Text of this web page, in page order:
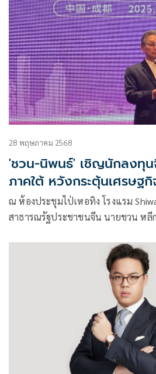
ต่อเนื่อง
28 พฤษภาคม 2568
'ชวน-นิพนธ์' เชิญนักลงทุน
ภาคใต้ หวังกระตุ้นเศรษฐ
รายได้
ณ ห้องประชุมไป่เหอทิง โรงแรม
สาธารณรัฐประชาชนจีน นายชวน หลี
มหาดไทย และอดีตนายกองค์การบริห
เชิญชวนนักลงทุนจีนร่วมลงทุนในภาค